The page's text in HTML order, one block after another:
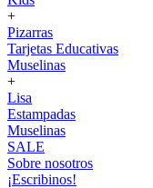
+
Pizarras
Tarjetas Educativas
Muselinas
+
Lisa
Estampadas
Muselinas
SALE
Sobre nosotros
¡Escribinos!